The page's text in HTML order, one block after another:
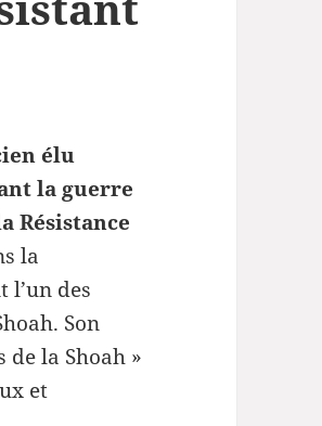
élu
la guerre
Résistance
la
des
Son
la Shoah »
et